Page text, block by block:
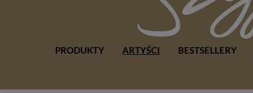
PRODUKTY ARTYŚCI BESTSELLERY